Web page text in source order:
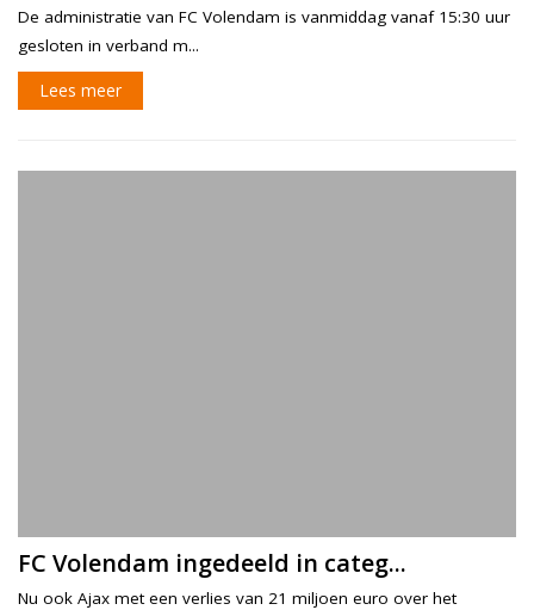
De administratie van FC Volendam is vanmiddag vanaf 15:30 uur
gesloten in verband m...
Lees meer
FC Volendam ingedeeld in categ...
Nu ook Ajax met een verlies van 21 miljoen euro over het